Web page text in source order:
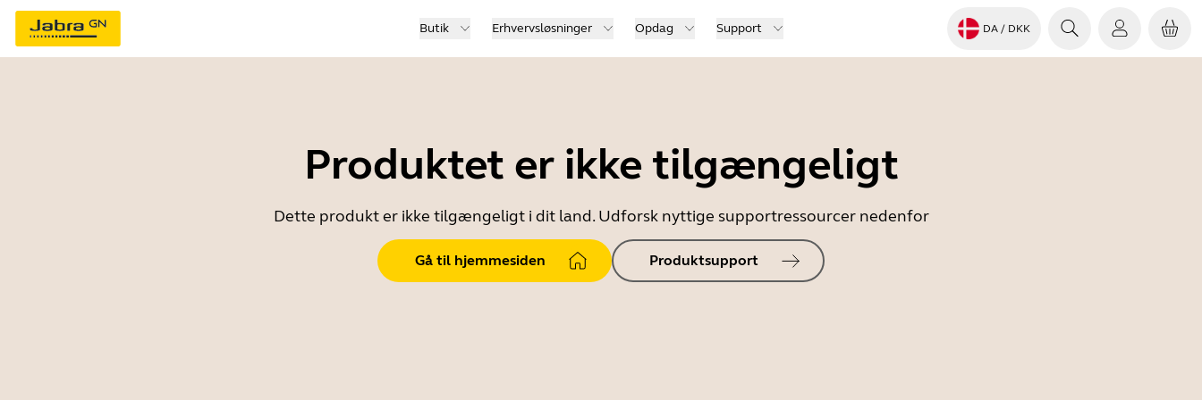
Butik Erhvervsløsninger Opdag Support DA / DKK
Produktet er ikke tilgængeligt
Dette produkt er ikke tilgængeligt i dit land. Udforsk nyttige supportressourcer nedenfor
Gå til hjemmesiden Produktsupport